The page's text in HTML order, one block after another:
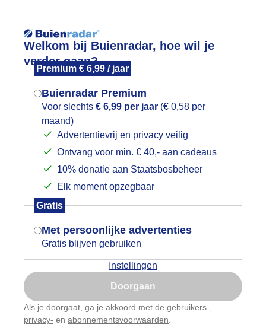
Welkom bij Buienradar, hoe wil je
verder gaan?
Premium € 6,99 / jaar
Buienradar Premium
Voor slechts € 6,99 per jaar (€ 0,58 per
maand)
Advertentievrij en privacy veilig
Ontvang voor min. € 40,- aan cadeaus
10% donatie aan Staatsbosbeheer
Elk moment opzegbaar
Gratis
Met persoonlijke advertenties
Gratis blijven gebruiken
Instellingen
Doorgaan
Als je doorgaat, ga je akkoord met de gebruikers-
privacy- en abonnementsvoorwaarden
Foto en video Weerzine
Mogen we je locatie gebruiken voor
het weer?
Indien je hier nog geen akkoord op hebt
gegeven, verschijnt er zo een pop-up uit
je browser waarin deze toestemming
gevraagd wordt.
Is goed, toon de popup
Nu niet, misschien later
Gebruik je Safari en wil je niet elke dag deze pop-up